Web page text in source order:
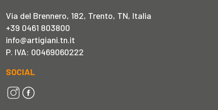
Via del Brennero, 182, Trento, TN, Italia
+39 0461 803800
info@artigiani.tn.it
P. IVA: 00469060222
SOCIAL